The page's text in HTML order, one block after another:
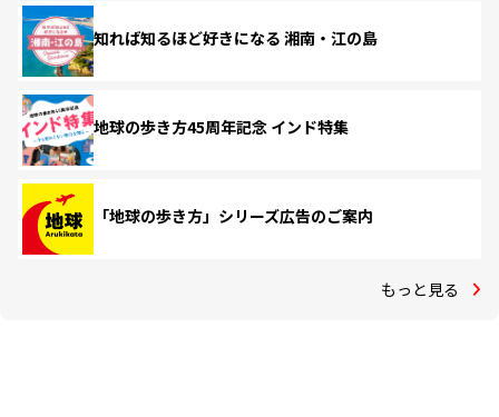
知れば知るほど好きになる 湘南・江の島
地球の歩き方45周年記念 インド特集
「地球の歩き方」シリーズ広告のご案内
もっと見る